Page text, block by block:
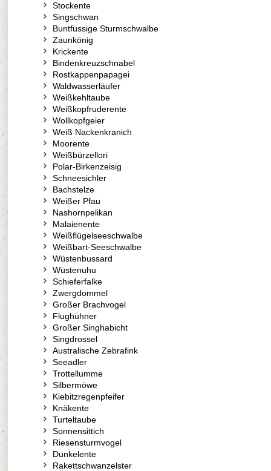
Stockente
Singschwan
Buntfussige Sturmschwalbe
Zaunkönig
Krickente
Bindenkreuzschnabel
Rostkappenpapagei
Waldwasserläufer
Weißkehltaube
Weißkopfruderente
Wollkopfgeier
Weiß Nackenkranich
Moorente
Weißbürzellori
Polar-Birkenzeisig
Schneesichler
Bachstelze
Weißer Pfau
Nashornpelikan
Malaienente
Weißflügelseeschwalbe
Weißbart-Seeschwalbe
Wüstenbussard
Wüstenuhu
Schieferfalke
Zwergdommel
Großer Brachvogel
Flughühner
Großer Singhabicht
Singdrossel
Australische Zebrafink
Seeadler
Trottellumme
Silbermöwe
Kiebitzregenpfeifer
Knäkente
Turteltaube
Sonnensittich
Riesensturmvogel
Dunkelente
Rakettschwanzelster